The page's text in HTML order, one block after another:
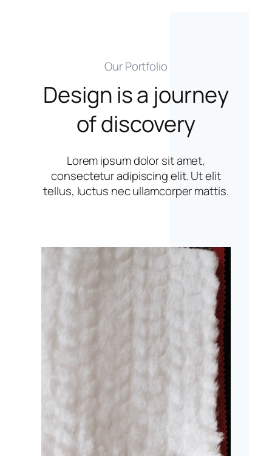
Our Portfolio
Design is a journey
of discovery
Lorem ipsum dolor sit amet,
consectetur adipiscing elit. Ut elit
tellus, luctus nec ullamcorper mattis.